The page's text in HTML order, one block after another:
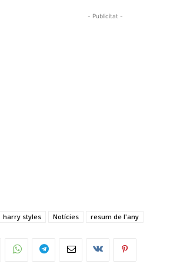
- Publicitat -
harry styles Notícies resum de l'any